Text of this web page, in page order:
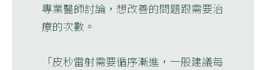
專業醫師討論，想改善的問題跟需要治
療的次數。
「皮秒雷射需要循序漸進，一般建議每